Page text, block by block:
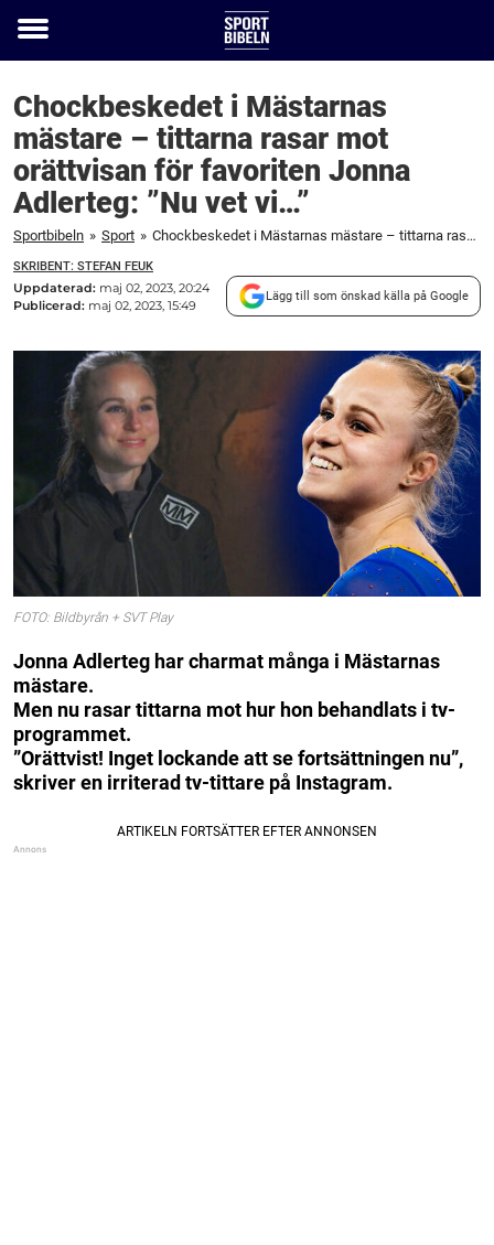
Toggle
Chockbeskedet i Mästarnas
mästare – tittarna rasar mot
orättvisan för favoriten Jonna
Adlerteg: ”Nu vet vi…”
Sportbibeln » Sport » Chockbeskedet i Mästarnas mästare – tittarna rasar mot orättvisan för favoriten Jonna Adlerteg: "Nu vet vi..."
SKRIBENT: STEFAN FEUK
Uppdaterad: maj 02, 2023, 20:24
Publicerad: maj 02, 2023, 15:49
Lägg till som önskad källa på Google
FOTO: Bildbyrån + SVT Play
Jonna Adlerteg har charmat många i Mästarnas
mästare.
Men nu rasar tittarna mot hur hon behandlats i tv-
programmet.
”Orättvist! Inget lockande att se fortsättningen nu”,
skriver en irriterad tv-tittare på Instagram.